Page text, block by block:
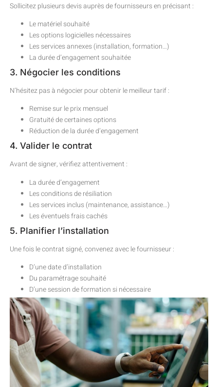
Sollicitez plusieurs devis auprès de fournisseurs en précisant :
Le matériel souhaité
Les options logicielles nécessaires
Les services annexes (installation, formation…)
La durée d’engagement souhaitée
3. Négocier les conditions
N’hésitez pas à négocier pour obtenir le meilleur tarif :
Remise sur le prix mensuel
Gratuité de certaines options
Réduction de la durée d’engagement
4. Valider le contrat
Avant de signer, vérifiez attentivement :
La durée d’engagement
Les conditions de résiliation
Les services inclus (maintenance, assistance…)
Les éventuels frais cachés
5. Planifier l’installation
Une fois le contrat signé, convenez avec le fournisseur :
D’une date d’installation
Du paramétrage souhaité
D’une session de formation si nécessaire